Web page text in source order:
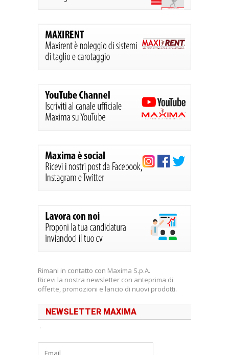
Rimani in contatto con Maxima S.p.A.
Ricevi la nostra newsletter con anteprima di
offerte, promozioni e lancio di nuovi prodotti.
NEWSLETTER MAXIMA
.